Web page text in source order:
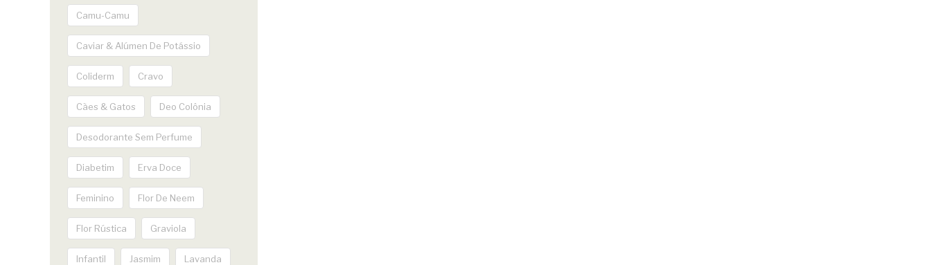
Camu-Camu
Caviar & Alúmen De Potássio
Coliderm Cravo
Cães & Gatos Deo Colônia
Desodorante Sem Perfume
Diabetim Erva Doce
Feminino Flor De Neem
Flor Rústica Graviola
Infantil Jasmim Lavanda